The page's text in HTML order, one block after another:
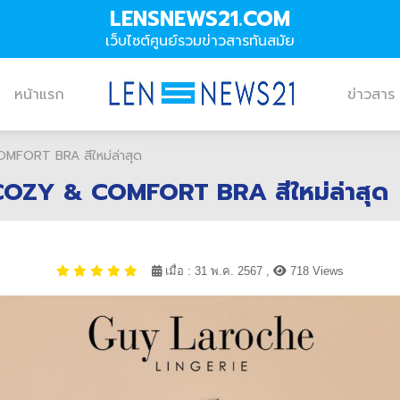
LENSNEWS21.COM
เว็บไซต์ศูนย์รวมข่าวสารทันสมัย
หน้าแรก ข่าวสาร
BRA สีใหม่ล่าสุด
& COMFORT BRA สีใหม่ล่าสุด
เมื่อ : 31 พ.ค. 2567 , 718 Views